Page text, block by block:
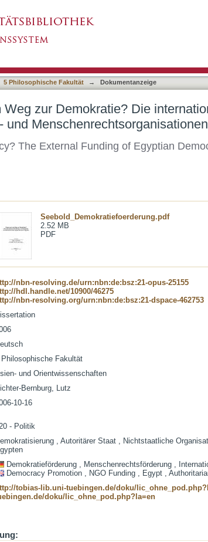
5 Philosophische Fakultät → Dokumentanzeige
Weg zur Demokratie? Die
und
The External Funding of Egyptian
Seebold_Demokratiefoerderung.pdf
2.52 MB
PDF
nbn-resolving.de/urn:nbn:de:bsz:21-opus-25155
hdl.handle.net/10900/46275
nbn-resolving.org/urn:nbn:de:bsz:21-dspace-462753
Fakultät
und Orientwissenschaften
Bernburg, Lutz
10-16
- Politik
, Autoritärer Staat , Nichtstaatliche
Demokratieförderung , Menschenrechtsförderung ,
Democracy Promotion , NGO Funding , Egypt ,
tobias-lib.uni-tuebingen.de/doku/
doku/lic_ohne_pod.php?la=en